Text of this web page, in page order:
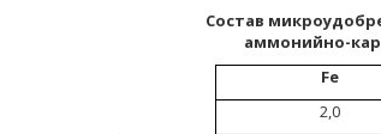
Состав
аммонийно-
Fe
2,0